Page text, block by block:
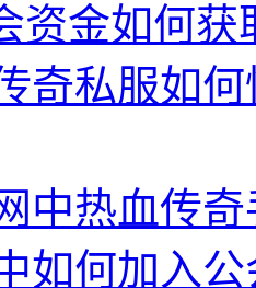
资金如何获
奇私服如
中热血传
如何加入公